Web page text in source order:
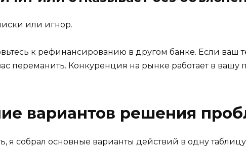
или игнор.
к рефинансированию в другом банке. Если ваш
переманить. Конкуренция на рынке работает в вашу
вариантов решения
я собрал основные варианты действий в одну